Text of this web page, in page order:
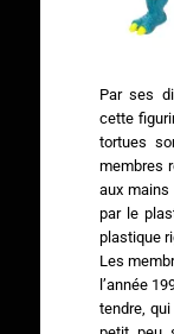
Par ses
cette
tortues
membres
aux mains
par le
plastique
Les
l’année
tendre,